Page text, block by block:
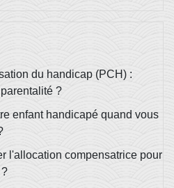
du handicap (PCH) :
?
enfant handicapé quand vous
l'allocation compensatrice pour